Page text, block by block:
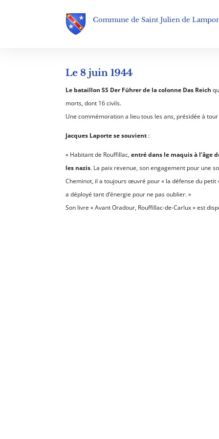
Commune de Saint Julien de
Le 8 juin 1944
Le bataillon SS Der Führer de la colonne Das Reich
morts, dont 16 civils.
Une commémoration a lieu tous les ans, présidée à
Jacques Laporte se souvient :
« Habitant de Rouffillac, entré dans le maquis à l’âge
les nazis. La paix revenue, son engagement pour une
Cheminot, il a toujours œuvré pour « la défense du petit
a déployé tant d’énergie pour ne pas oublier. »
Son livre « Avant Oradour, Rouffillac-de-Carlux » est